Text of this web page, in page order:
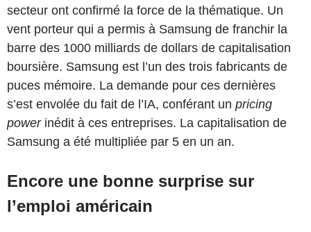
secteur ont confirmé la force de la thématique. Un
vent porteur qui a permis à Samsung de franchir la
barre des 1000 milliards de dollars de capitalisation
boursière. Samsung est l’un des trois fabricants de
puces mémoire. La demande pour ces dernières
s’est envolée du fait de l’IA, conférant un pricing
powerinédit à ces entreprises. La capitalisation de
Samsung a été multipliée par 5 en un an.
Encore une bonne surprise sur
l’emploi américain